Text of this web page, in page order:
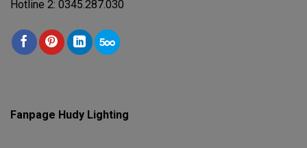
Hotline 2: 0345.287.030
Fanpage Hudy Lighting